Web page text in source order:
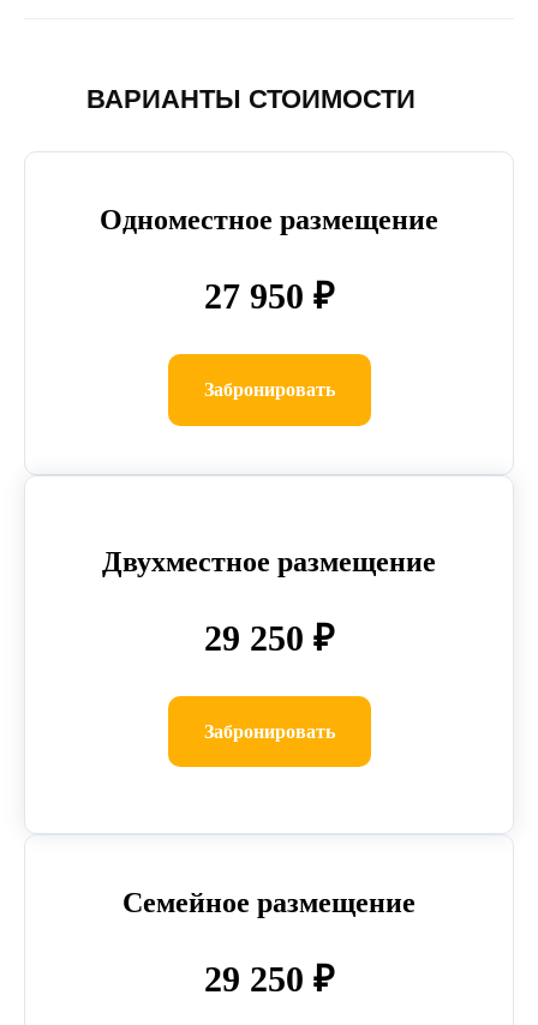
ВАРИАНТЫ СТОИМОСТИ
Одноместное размещение
27 950 ₽
Забронировать
Двухместное размещение
29 250 ₽
Забронировать
Семейное размещение
29 250 ₽